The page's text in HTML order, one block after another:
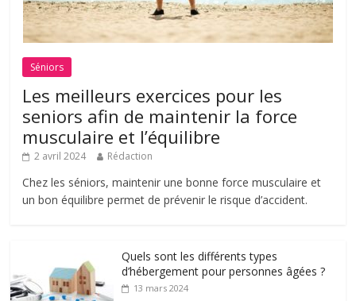
Séniors
Les meilleurs exercices pour les
seniors afin de maintenir la force
musculaire et l’équilibre
2 avril 2024 Rédaction
Chez les séniors, maintenir une bonne force musculaire et
un bon équilibre permet de prévenir le risque d’accident.
Quels sont les différents types
d’hébergement pour personnes âgées ?
13 mars 2024